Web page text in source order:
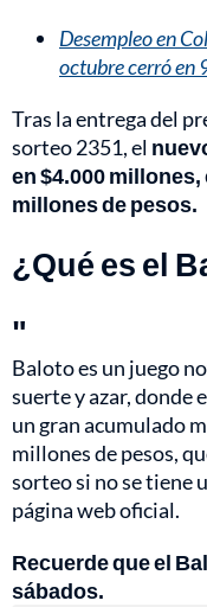
Desempleo en
octubre cerró en
Tras la entrega del
sorteo 2351, el
en $4.000
millones de pesos.
¿Qué es el
"
Baloto es un juego
suerte y azar, donde
un gran acumulado
millones de pesos,
sorteo si no se tiene
página web oficial.
Recuerde que el
sábados.